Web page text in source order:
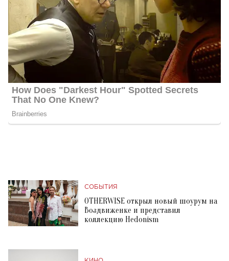
СОБЫТИЯ
OTHERWISE открыл новый шоурум на
Воздвиженке и представил
коллекцию Hedonism